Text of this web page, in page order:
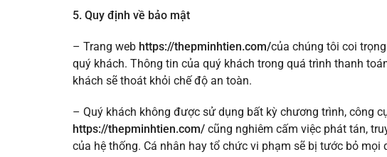
5. Quy định về bảo mật
– Trang web https://thepminhtien.com/của chúng tôi coi
quý khách. Thông tin của quý khách trong quá trình thanh
khách sẽ thoát khỏi chế độ an toàn.
– Quý khách không được sử dụng bất kỳ chương trình, công
https://thepminhtien.com/ cũng nghiêm cấm việc phát tán,
của hệ thống. Cá nhân hay tổ chức vi phạm sẽ bị tước bỏ